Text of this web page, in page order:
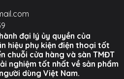
Gồm 3 đầu ra là Type-C, Ln,
100W:Thông qua cổng
máy có tương thích.
đại lý ủy quyền của
hiệu phụ kiện điện thoại tốt
chuỗi cửa hàng và sàn TMĐT
nghiệm tốt nhất về sản phẩm
dùng Việt Nam.